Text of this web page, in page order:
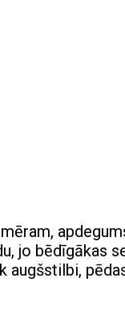
jo bēdīgākas
augšstilbi,